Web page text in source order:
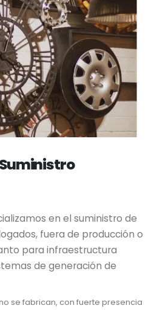
Suministro
en el suministro de
fuera de producción o
para infraestructura
de generación de
se fabrican, con fuerte presencia